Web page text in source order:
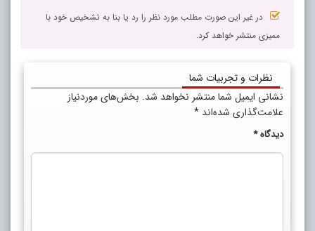
در غیر این صورت مطلب مورد نظر را رد یا بنا به تشخیص خود با
ممیزی منتشر خواهد کرد.
نظرات و تجربیات شما
نشانی ایمیل شما منتشر نخواهد شد. بخش‌های موردنیاز
علامت‌گذاری شده‌اند *
دیدگاه*